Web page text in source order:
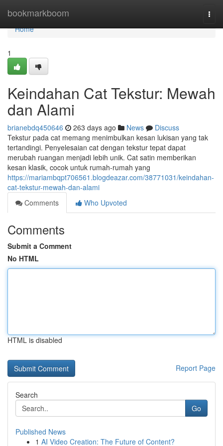
bookmarkboom
Home
Home
1
Keindahan Cat Tekstur: Mewah
dan Alami
brianebdq450646 263 days ago News
Discuss
Tekstur pada cat memang menimbulkan kesan lukisan yang tak
tertandingi. Penyelesaian cat dengan tekstur tepat dapat
merubah ruangan menjadi lebih unik. Cat satin memberikan
kesan klasik, cocok untuk rumah-rumah yang
https://mariambqpt706561.blogdeazar.com/38771031/keindahan-
cat-tekstur-mewah-dan-alami
Comments
Who Upvoted
Comments
Submit a Comment
No HTML
HTML is disabled
Report Page
Search
Go
Published News
1 AI Video Creation: The Future of Content?